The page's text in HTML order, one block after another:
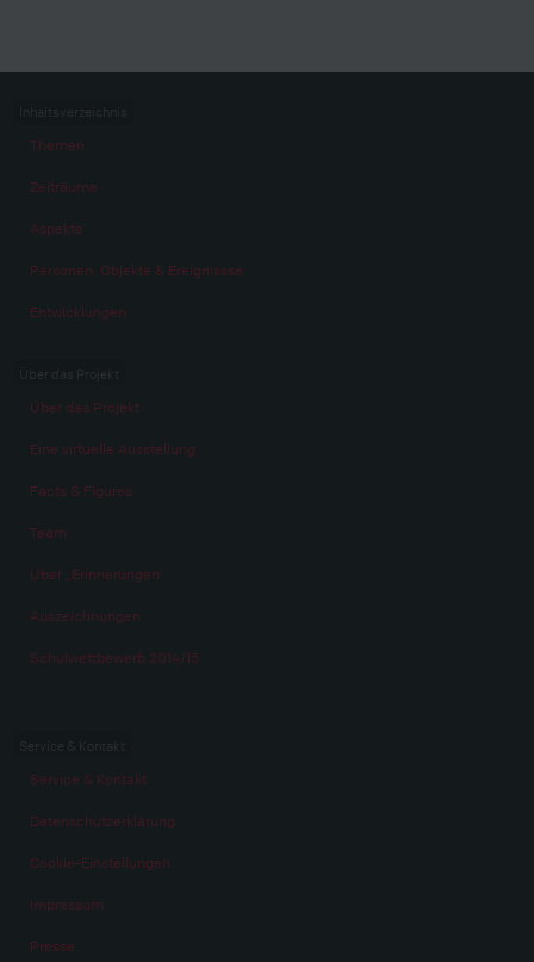
Themen
Zeiträume
Aspekte
Personen, Objekte & Ereignissse
Entwicklungen
Über das Projekt
Eine virtuelle Ausstellung
Facts & Figures
Team
Über „Erinnerungen“
Auszeichnungen
Schulwettbewerb 2014/15
Service & Kontakt
Datenschutzerklärung
Cookie-Einstellungen
Impressum
Presse